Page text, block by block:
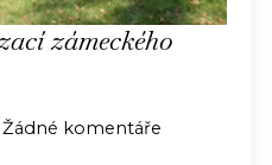
zámeckého
Žádné komentáře